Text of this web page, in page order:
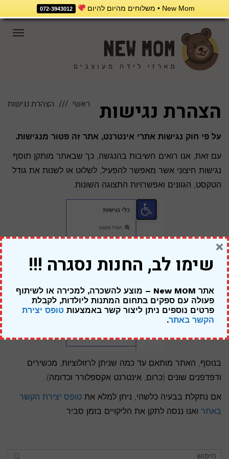
New Mom • משלוחים מהיום להיום 072-3943012
ראשי הצהרת נגישות הצהרת נגישות
על פי חוק נגישות אתרי אינטרנט, אתר זה פטור מנגישות.
עם זאת, אנו רואים חשיבות בהנגשה, כך שבאתר מותקן תוסף
נגישות חיצוני אשר מאפשר להפעיל, לשלוט או לשנות את גודל
הטקסט, הגוונים ואפשרויות התצוגה השונות.
בנוסף, האתר מותאם עד כמה שניתן לרזולוציות, מכשירים
ודפדפנים שונים (כרום, אינטרנט אקספלורר וכדומה).
אם נתקלת בבעיה כלשהי, ניתן למלא את טופס יצירת הקשר
באתר ואנו ננסה לתקן את הליקויים בזמן סביר.
שימו לב, החנות נסגרה !!!
אתר New MOM – מוצע להשכרה, למכירה או לשיתוף
פעולה עם ספקים בתחום המתנות ליולדות, לקבלת
פרטים נוספים ניתן ליצור קשר באמצעות טופס יצירת
הקשר באתר.
×